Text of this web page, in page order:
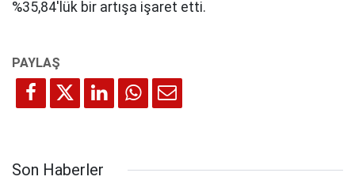
%35,84'lük bir artışa işaret etti.
Son Haberler